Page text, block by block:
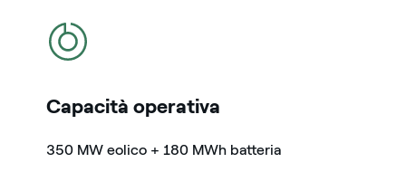
icona
Capacità operativa
350 MW eolico + 180 MWh batteria